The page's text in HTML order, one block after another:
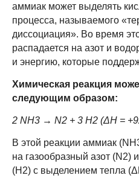
аммиак может выделять
процесса, называемого
диссоциация». Во время
распадается на азот и
и энергию, которые
Химическая реакция
следующим образом:
2 NH3 → N2 + 3 H2 (ΔH =
В этой реакции аммиак
на газообразный азот (N2)
(H2) с выделением тепла